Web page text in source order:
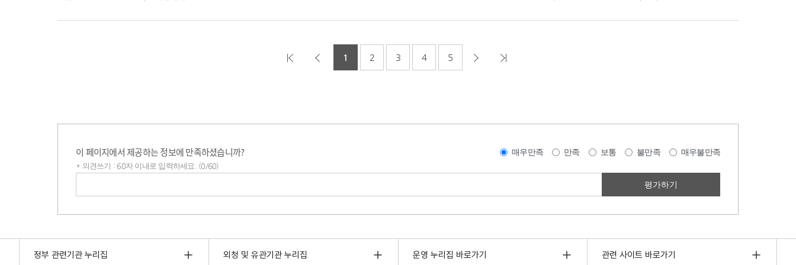
1 2 3 4 5
이 페이지에서 제공하는 정보에 만족하셨습니까? 매우만족 만족 보통 불만족 매우불만족
* 의견쓰기 : 60자 이내로 입력하세요. (0/60)
정부 관련기관 누리집 외청 및 유관기관 누리집 운영 누리집 바로가기 관련 사이트 바로가기